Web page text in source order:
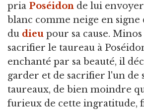
pria Poséidon de lui
blanc comme neige en
du dieu pour sa cause.
sacrifier le taureau à
enchanté par sa beauté, il
garder et de sacrifier l'un de
taureaux, de bien moindre
furieux de cette ingratitude,